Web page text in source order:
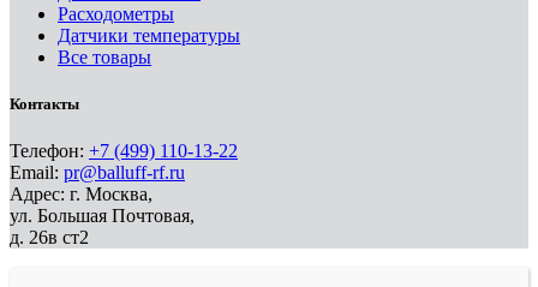
Расходометры
Датчики температуры
Все товары
Контакты
Телефон: +7 (499) 110-13-22
Email: pr@balluff-rf.ru
Адрес: г. Москва,
ул. Большая Почтовая,
д. 26в ст2